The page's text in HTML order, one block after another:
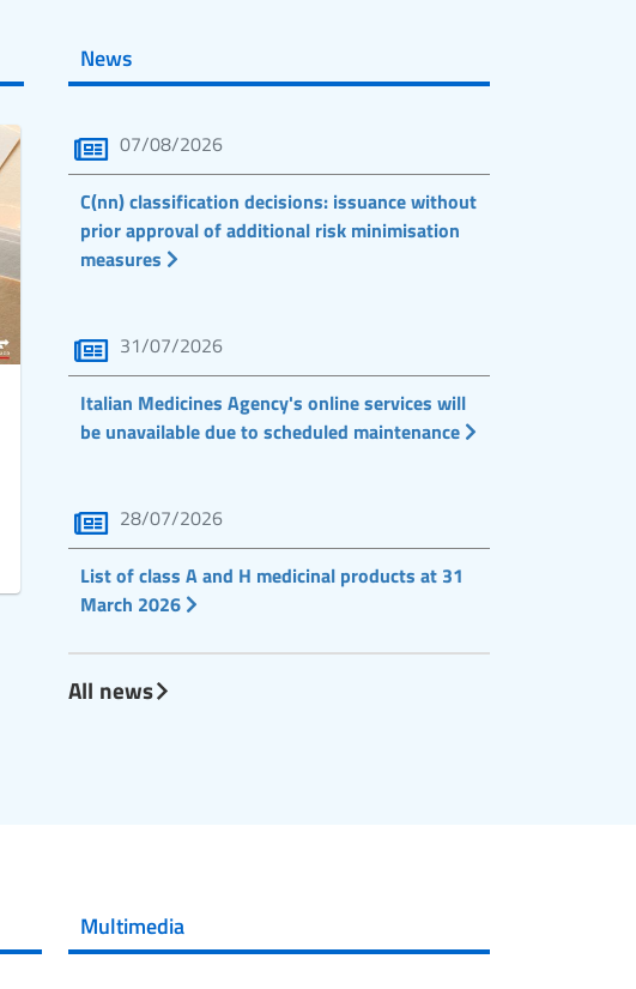
News
07/08/2026
C(nn) classification decisions: issuance without
prior approval of additional risk minimisation
measures
31/07/2026
Italian Medicines Agency's online services will
be unavailable due to scheduled maintenance
28/07/2026
List of class A and H medicinal products at 31
March 2026
All news
Multimedia